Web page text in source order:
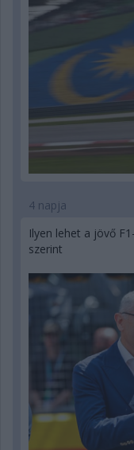
4 napja
Ilyen lehet a jövő
szerint